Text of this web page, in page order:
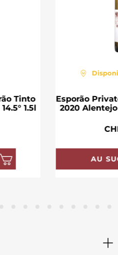
Tinto
1.5l
Esporão
2020 Alentejo
AU